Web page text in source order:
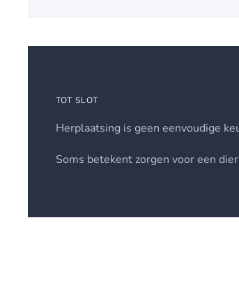
TOT SLOT
Herplaatsing is geen eenvoudige
Soms betekent zorgen voor een